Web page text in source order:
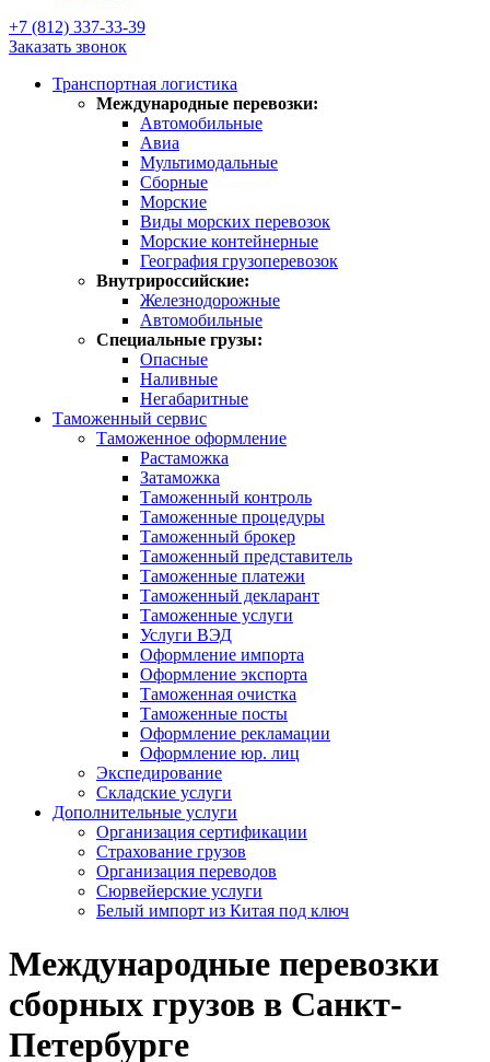
+7 (812) 337-33-39
Заказать звонок
Транспортная логистика
Международные перевозки:
Автомобильные
Авиа
Мультимодальные
Сборные
Морские
Виды морских перевозок
Морские контейнерные
География грузоперевозок
Внутрироссийские:
Железнодорожные
Автомобильные
Специальные грузы:
Опасные
Наливные
Негабаритные
Таможенный сервис
Таможенное оформление
Растаможка
Затаможка
Таможенный контроль
Таможенные процедуры
Таможенный брокер
Таможенный представитель
Таможенные платежи
Таможенный декларант
Таможенные услуги
Услуги ВЭД
Оформление импорта
Оформление экспорта
Таможенная очистка
Таможенные посты
Оформление рекламации
Оформление юр. лиц
Экспедирование
Складские услуги
Дополнительные услуги
Организация сертификации
Страхование грузов
Организация переводов
Сюрвейерские услуги
Белый импорт из Китая под ключ
Международные перевозки
сборных грузов в Санкт-
Петербурге